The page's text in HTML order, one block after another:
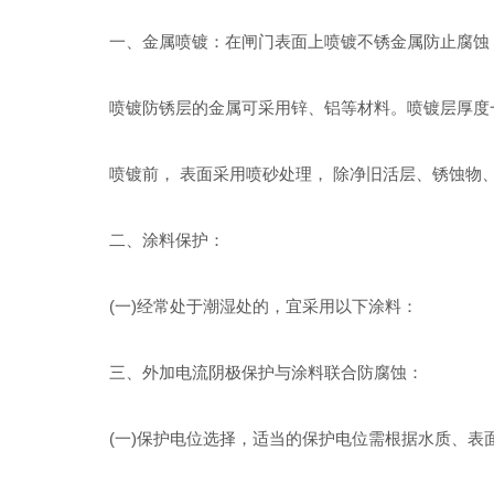
一、金属喷镀：在闸门表面上喷镀不锈金属防止腐蚀
喷镀防锈层的金属可采用锌、铝等材料。喷镀层厚度
喷镀前， 表面采用喷砂处理， 除净旧活层、锈蚀物
二、涂料保护：
(一)经常处于潮湿处的，宜采用以下涂料：
三、外加电流阴极保护与涂料联合防腐蚀：
(一)保护电位选择，适当的保护电位需根据水质、表